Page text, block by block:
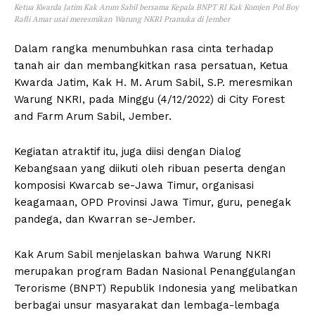
Ketua Kwarda Jatim Kak Arum Sabil bersama Kepala BNPT RI Kak Komjen Pol Boy
Rafli Amar usai meresmikan Warung NKRI Pramuka di Jember
Dalam rangka menumbuhkan rasa cinta terhadap
tanah air dan membangkitkan rasa persatuan, Ketua
Kwarda Jatim, Kak H. M. Arum Sabil, S.P. meresmikan
Warung NKRI, pada Minggu (4/12/2022) di City Forest
and Farm Arum Sabil, Jember.
Kegiatan atraktif itu, juga diisi dengan Dialog
Kebangsaan yang diikuti oleh ribuan peserta dengan
komposisi Kwarcab se-Jawa Timur, organisasi
keagamaan, OPD Provinsi Jawa Timur, guru, penegak
pandega, dan Kwarran se-Jember.
Kak Arum Sabil menjelaskan bahwa Warung NKRI
merupakan program Badan Nasional Penanggulangan
Terorisme (BNPT) Republik Indonesia yang melibatkan
berbagai unsur masyarakat dan lembaga-lembaga